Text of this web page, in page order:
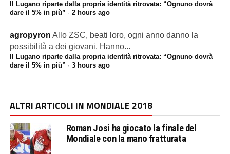
Il Lugano riparte dalla propria identità ritrovata: “Ognuno dovrà
dare il 5% in più” · 2 hours ago
agropyron Allo ZSC, beati loro, ogni anno danno la
possibilità a dei giovani. Hanno...
Il Lugano riparte dalla propria identità ritrovata: “Ognuno dovrà
dare il 5% in più” · 3 hours ago
ALTRI ARTICOLI IN MONDIALE 2018
Roman Josi ha giocato la finale del
Mondiale con la mano fratturata